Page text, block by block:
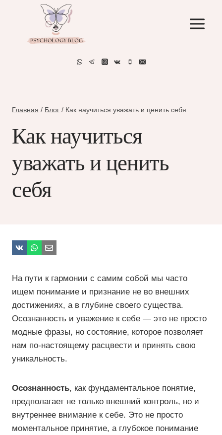
содержимому
Главная / Блог / Как научиться уважать и ценить себя
Как научиться
уважать и ценить
себя
На пути к гармонии с самим собой мы часто
ищем понимание и признание не во внешних
достижениях, а в глубине своего существа.
Осознанность и уважение к себе — это не просто
модные фразы, но состояние, которое позволяет
нам по-настоящему расцвести и принять свою
уникальность.
Осознанность, как фундаментальное понятие,
предполагает не только внешний контроль, но и
внутреннее внимание к себе. Это не просто
моментальное принятие, а глубокое понимание